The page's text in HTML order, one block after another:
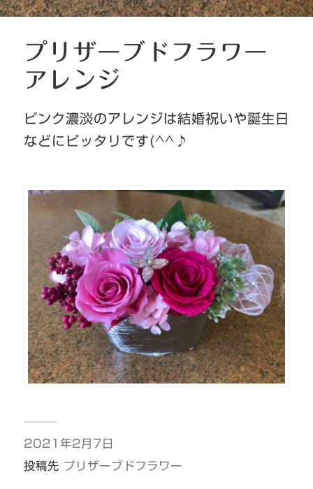
プリザーブドフラワー
アレンジ
ピンク濃淡のアレンジは結婚祝いや誕生日
などにピッタリです(^^♪
2021年2月7日
投稿先 プリザーブドフラワー